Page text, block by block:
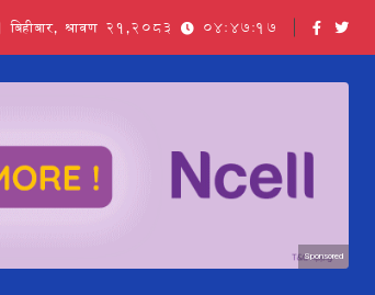
बिहीबार, श्रावण २१,२०८३ 04:47:18
Sponsored